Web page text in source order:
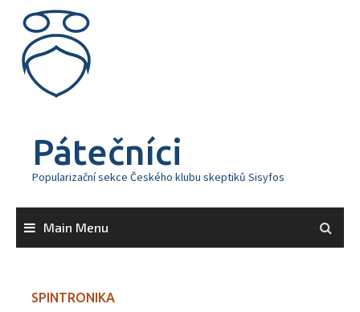
content
Pátečníci
Popularizační sekce Českého klubu skeptiků Sisyfos
Main Menu
SPINTRONIKA